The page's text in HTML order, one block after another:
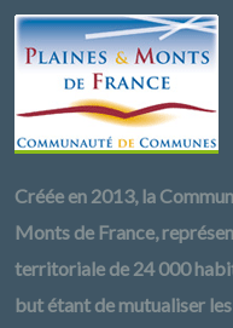
Créée en 2013, la
Monts de France,
territoriale de 24 000
but étant de mutualiser